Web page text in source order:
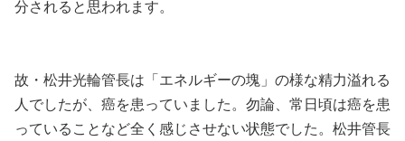
分されると思われます。
故・松井光輪管長は「エネルギーの塊」の様な精力溢れる
人でしたが、癌を患っていました。勿論、常日頃は癌を患
っていることなど全く感じさせない状態でした。松井管長